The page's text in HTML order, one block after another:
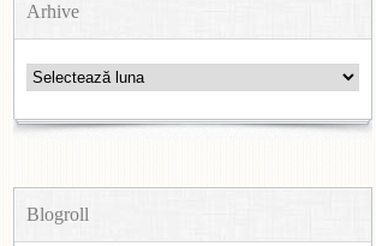
Arhive
Arhive
Blogroll